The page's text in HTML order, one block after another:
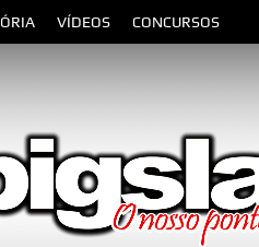
VÍDEOS CONCURSOS